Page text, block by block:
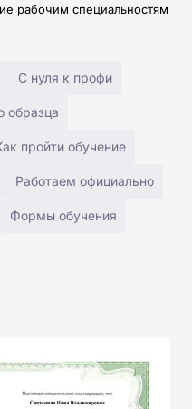
рабочим специальностям
С нуля к профи
образца
пройти обучение
Работаем официально
Формы обучения